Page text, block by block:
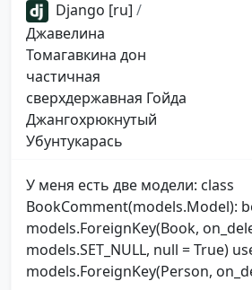
Django [ru] /
Джавелина
Томагавкина дон
частичная
сверхдержавная Гойда
Джангохрюкнутый
Убунтукарась
У меня есть две модели: class
BookComment(models.Model):
models.ForeignKey(Book,
models.SET_NULL, null = True)
models.ForeignKey(Person,